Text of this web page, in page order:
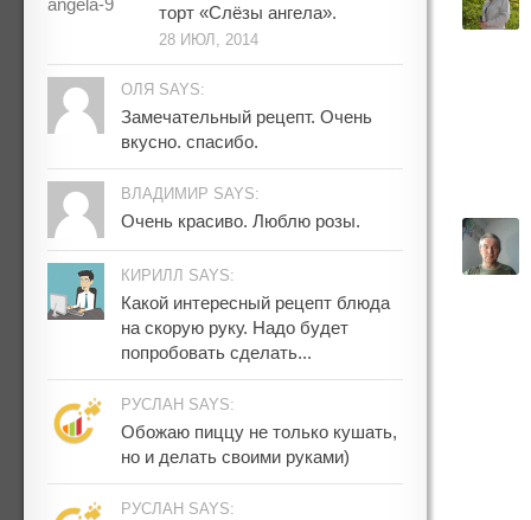
торт «Слёзы ангела».
28 ИЮЛ, 2014
ОЛЯ SAYS:
Замечательный рецепт. Очень
вкусно. спасибо.
ВЛАДИМИР SAYS:
Очень красиво. Люблю розы.
КИРИЛЛ SAYS:
Какой интересный рецепт блюда
на скорую руку. Надо будет
попробовать сделать...
РУСЛАН SAYS:
Обожаю пиццу не только кушать,
но и делать своими руками)
РУСЛАН SAYS: